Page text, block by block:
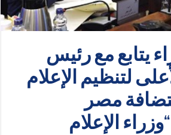
يتابع مع رئيس
لتنظيم الإعلام
مصر
الإعلام